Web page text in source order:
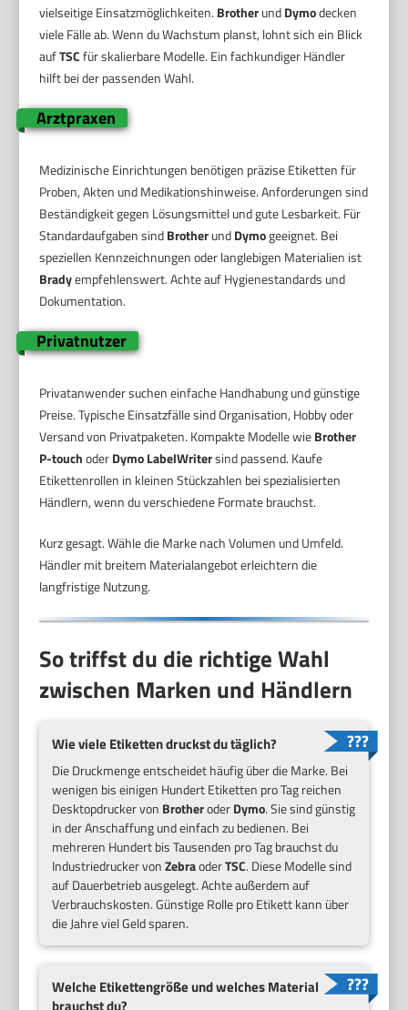
vielseitige Einsatzmöglichkeiten. BrotherundDymodecken
viele Fälle ab. Wenn du Wachstum planst, lohnt sich ein Blick
aufTSCfür skalierbare Modelle. Ein fachkundiger Händler
hilft bei der passenden Wahl.
Arztpraxen
Medizinische Einrichtungen benötigen präzise Etiketten für
Proben, Akten und Medikationshinweise. Anforderungen sind
Beständigkeit gegen Lösungsmittel und gute Lesbarkeit. Für
Standardaufgaben sindBrotherundDymogeeignet. Bei
speziellen Kennzeichnungen oder langlebigen Materialien ist
Bradyempfehlenswert. Achte auf Hygienestandards und
Dokumentation.
Privatnutzer
Privatanwender suchen einfache Handhabung und günstige
Preise. Typische Einsatzfälle sind Organisation, Hobby oder
Versand von Privatpaketen. Kompakte Modelle wieBrother
P-touchoderDymo LabelWritersind passend. Kaufe
Etikettenrollen in kleinen Stückzahlen bei spezialisierten
Händlern, wenn du verschiedene Formate brauchst.
Kurz gesagt. Wähle die Marke nach Volumen und Umfeld.
Händler mit breitem Materialangebot erleichtern die
langfristige Nutzung.
So triffst du die richtige Wahl
zwischen Marken und Händlern
Wie viele Etiketten druckst du täglich?
Die Druckmenge entscheidet häufig über die Marke. Bei
wenigen bis einigen Hundert Etiketten pro Tag reichen
Desktopdrucker von BrotheroderDymo. Sie sind günstig
in der Anschaffung und einfach zu bedienen. Bei
mehreren Hundert bis Tausenden pro Tag brauchst du
Industriedrucker vonZebraoderTSC. Diese Modelle sind
auf Dauerbetrieb ausgelegt. Achte außerdem auf
Verbrauchskosten. Günstige Rolle pro Etikett kann über
die Jahre viel Geld sparen.
Welche Etikettengröße und welches Material
brauchst du?